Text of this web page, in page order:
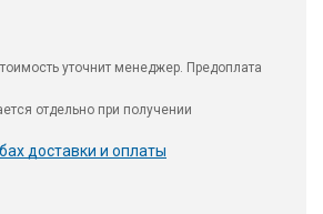
уточнит менеджер. Предоплата
отдельно при получении
доставки и оплаты